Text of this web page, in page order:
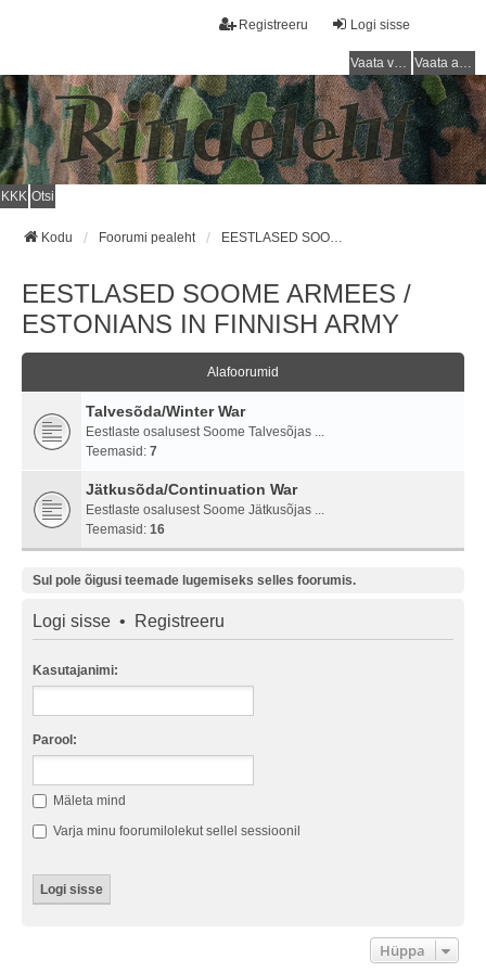
Logi sisse
Registreeru
Vaata vastamata teemasi Vaata aktiivseid teemasid
KKK Otsi
Kodu Foorumi pealeht EESTLASED SOOME ARMEES / ESTONIANS IN FINNISH ARMY
EESTLASED SOOME ARMEES /
ESTONIANS IN FINNISH ARMY
Alafoorumid
Talvesõda/Winter War
Eestlaste osalusest Soome Talvesõjas ...
Teemasid: 7
Jätkusõda/Continuation War
Eestlaste osalusest Soome Jätkusõjas ...
Teemasid: 16
Sul pole õigusi teemade lugemiseks selles foorumis.
Logi sisse • Registreeru
Kasutajanimi:
Parool:
Mäleta mind
Varja minu foorumilolekut sellel sessioonil
Hüppa